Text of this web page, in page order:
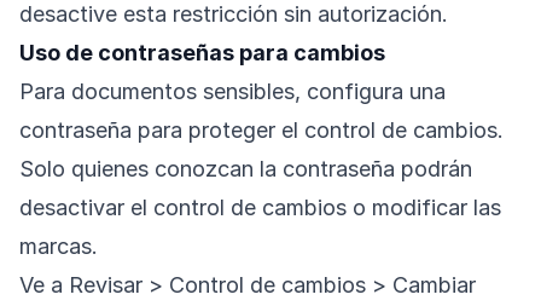
desactive esta restricción sin autorización.
Uso de contraseñas para cambios
Para documentos sensibles, configura una
contraseña para proteger el control de cambios.
Solo quienes conozcan la contraseña podrán
desactivar el control de cambios o modificar las
marcas.
Ve a Revisar > Control de cambios > Cambiar